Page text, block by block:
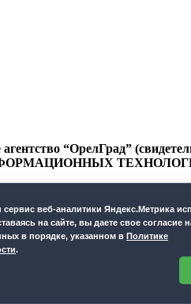
“ОрелГрад”
ИНФОРМАЦИОННЫХ
сервис веб-аналитики Яндекс.Метрика
на сайте, вы даете свое согласие
в порядке, указанном в Политике
.